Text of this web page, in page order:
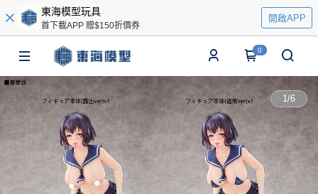
東海模型玩具
首下載APP 贈$150折價券
開啟APP
0
1/6